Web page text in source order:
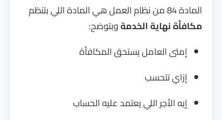
المادة 84 من نظام العمل هي المادة اللي بتنظم
مكافأة نهاية الخدمةوبتوضح:
إمتى العامل يستحق المكافأة
إزاي تتحسب
إيه الأجر اللي يعتمد عليه الحساب